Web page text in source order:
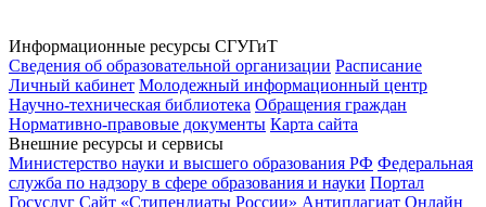
Информационные ресурсы СГУГиТ
Сведения об образовательной организации Расписание
Личный кабинет Молодежный информационный центр
Научно-техническая библиотека Обращения граждан
Нормативно-правовые документы Карта сайта
Внешние ресурсы и сервисы
Министерство науки и высшего образования РФ Федеральная
служба по надзору в сфере образования и науки Портал
Госуслуг Сайт «Стипендиаты России» Антиплагиат Онлайн